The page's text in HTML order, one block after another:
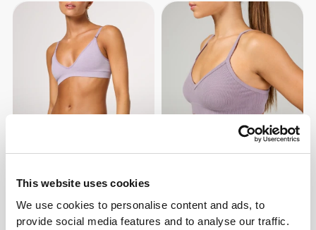
This website uses cookies
We use cookies to personalise content and ads, to
provide social media features and to analyse our traffic.
€20.99 €29.99
30%
€24.99